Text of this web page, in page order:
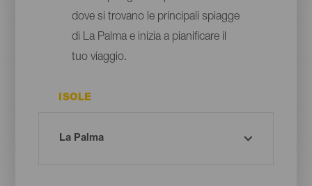
dove si trovano le principali spiagge
di La Palma e inizia a pianificare il
tuo viaggio.
ISOLE